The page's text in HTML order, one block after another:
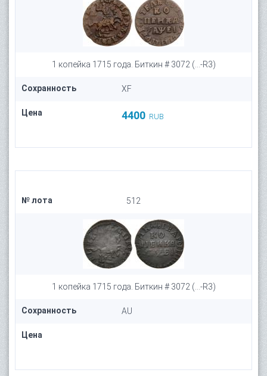
1 копейка 1715 года. Биткин # 3072 (...-R3)
Сохранность XF
Цена 4400 RUB
№ лота 512
1 копейка 1715 года. Биткин # 3072 (...-R3)
Сохранность AU
Цена